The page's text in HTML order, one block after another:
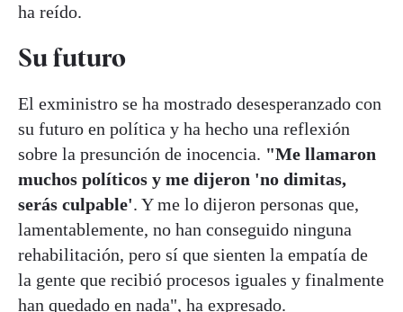
ha reído.
Su futuro
El exministro se ha mostrado desesperanzado con
su futuro en política y ha hecho una reflexión
sobre la presunción de inocencia. "Me llamaron
muchos políticos y me dijeron 'no dimitas,
serás culpable'. Y me lo dijeron personas que,
lamentablemente, no han conseguido ninguna
rehabilitación, pero sí que sienten la empatía de
la gente que recibió procesos iguales y finalmente
han quedado en nada", ha expresado.